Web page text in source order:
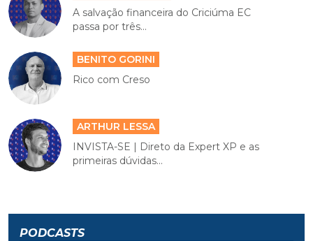
A salvação financeira do Criciúma EC
passa por três...
BENITO GORINI
Rico com Creso
ARTHUR LESSA
INVISTA-SE | Direto da Expert XP e as
primeiras dúvidas...
PODCASTS